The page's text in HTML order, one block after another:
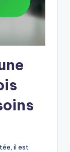
il est